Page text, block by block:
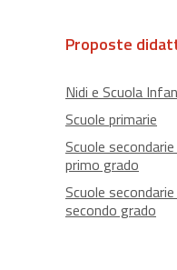
Proposte
Nidi e Scuola
Scuole primarie
Scuole
primo grado
Scuole
secondo grado